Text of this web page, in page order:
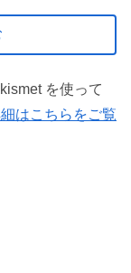
を使って
はこちらをご覧